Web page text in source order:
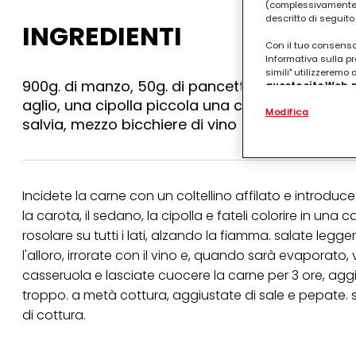
INGREDIENTI
900g. di manzo, 50g. di pancetta in un solo
aglio, una cipolla piccola una costa di
salvia, mezzo bicchiere di vino bianco, un
Incidete la carne con un coltellino affilato e
la carota, il sedano, la cipolla e fateli colorire in una
rosolare su tutti i lati, alzando la fiamma. salate
l'alloro, irrorate con il vino e, quando sarà
casseruola e lasciate cuocere la carne per 3 ore,
troppo. a metà cottura, aggiustate di sale e
di cottura.
descritto di seguito.
Con il tuo
Informativa sulla
simili" utilizzeremo
questo sito
.
(rispettivamente
terzi, conservare
Puoi trovare
collegata nel piè di
qualsiasi momento
collegata nel piè
periodo di
"modifica" di
Se fai clic su
Modifica